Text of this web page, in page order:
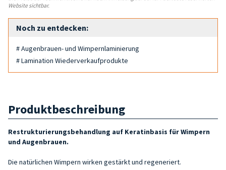
Website sichtbar.
Noch zu entdecken:
# Augenbrauen- und Wimpernlaminierung
# Lamination Wiederverkaufprodukte
Produktbeschreibung
Restrukturierungsbehandlung auf Keratinbasis für Wimpern
und Augenbrauen.
Die natürlichen Wimpern wirken gestärkt und regeneriert.